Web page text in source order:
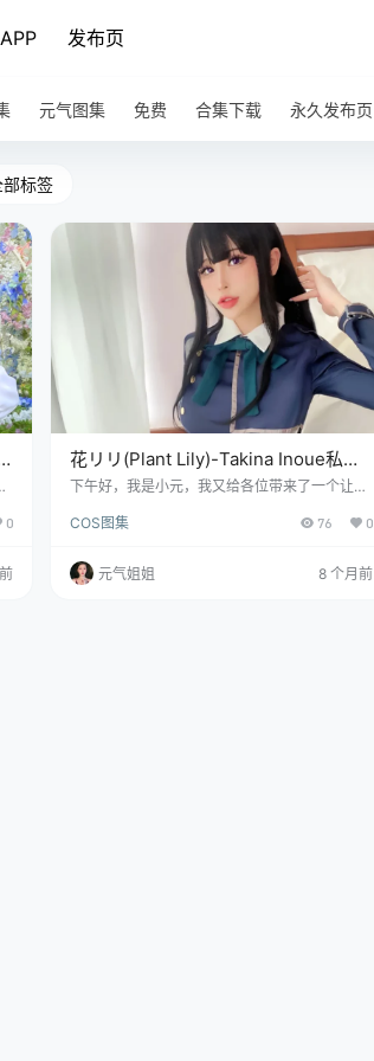
APP 发布页
元气图集 免费 合集下载 永久发布页
部标签
0
花リリ(Plant Lily)-Takina Inoue私藏
级美照曝光!仅17MB,13张让人心动不
下午好，我是小元，我又给各位带来了一个让人
一位很棒的创作者，Coser花リリ(Plant Lily)。
COSER邀您一起欣赏精美高清的COSPLAY~ 她
的NO.023号作品，聚焦在角色 Takina Inoue
COS图集 76 0
元气姐姐 8 个月前